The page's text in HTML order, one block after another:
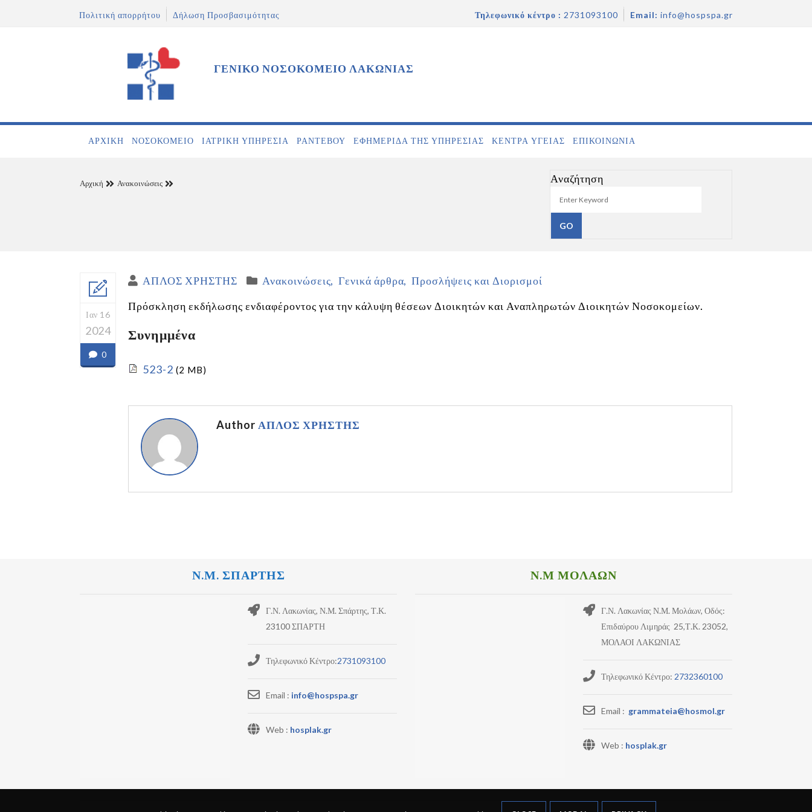
Πολιτική απορρήτου Δήλωση Προσβασιμότητας Τηλεφωνικό κέντρο : 2731093100 Email: info@hospspa.gr
ΓΕΝΙΚΟ ΝΟΣΟΚΟΜΕΙΟ ΛΑΚΩΝΙΑΣ
ΑΡΧΙΚΉ ΝΟΣΟΚΟΜΕΊΟ ΙΑΤΡΙΚΉ ΥΠΗΡΕΣΊΑ ΡΑΝΤΕΒΟΎ ΕΦΗΜΕΡΊΔΑ ΤΗΣ ΥΠΗΡΕΣΊΑΣ ΚΕΝΤΡΑ ΥΓΕΙΑΣ ΕΠΙΚΟΙΝΩΝΊΑ
Αρχική Ανακοινώσεις Αναζήτηση
Ιαν 16
2024
0
ΑΠΛΟΣ ΧΡΗΣΤΗΣ Ανακοινώσεις Γενικά άρθρα Προσλήψεις και Διορισμοί
Πρόσκληση εκδήλωσης ενδιαφέροντος για την κάλυψη θέσεων Διοικητών και Αναπληρωτών Διοικητών Νοσοκομείων.
Συνημμένα
523-2 (2 MB)
Author ΑΠΛΟΣ ΧΡΗΣΤΗΣ
Ν.Μ. ΣΠΑΡΤΗΣ Ν.Μ ΜΟΛΑΩΝ
Γ.Ν. Λακωνίας, Ν.Μ. Σπάρτης, Τ.Κ.
23100 ΣΠΑΡΤΗ
Τηλεφωνικό Κέντρο:2731093100
Email : info@hospspa.gr
Web : hosplak.gr
Γ.Ν. Λακωνίας Ν.Μ. Μολάων, Οδός:
Επιδαύρου Λιμηράς 25,Τ.Κ. 23052,
ΜΟΛΑΟΙ ΛΑΚΩΝΙΑΣ
Τηλεφωνικό Κέντρο: 2732360100
Email : grammateia@hosmol.gr
Web : hosplak.gr